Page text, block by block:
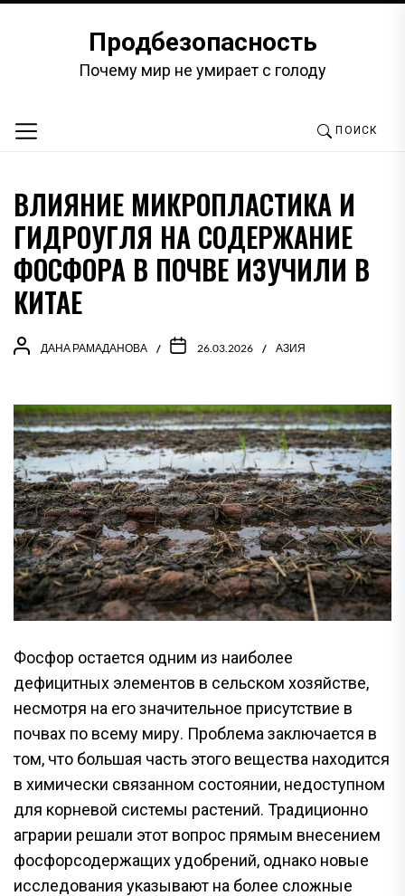
содержимомуПродбезопасность
Почему мир не умирает с голоду
ПОИСК
ВЛИЯНИЕ МИКРОПЛАСТИКА И
ГИДРОУГЛЯ НА СОДЕРЖАНИЕ
ФОСФОРА В ПОЧВЕ ИЗУЧИЛИ В
КИТАЕ
ДАНА РАМАДАНОВА 26.03.2026 АЗИЯ
Фосфор остается одним из наиболее
дефицитных элементов в сельском хозяйстве,
несмотря на его значительное присутствие в
почвах по всему миру. Проблема заключается в
том, что большая часть этого вещества находится
в химически связанном состоянии, недоступном
для корневой системы растений. Традиционно
аграрии решали этот вопрос прямым внесением
фосфорсодержащих удобрений, однако новые
исследования указывают на более сложные